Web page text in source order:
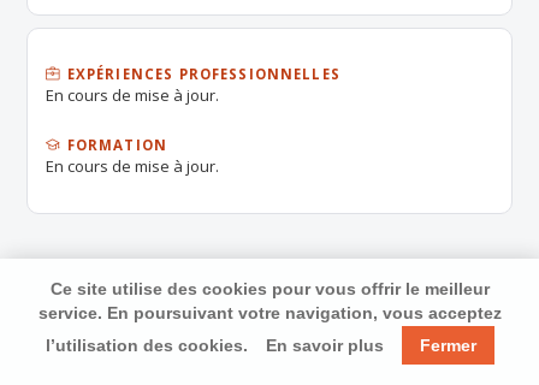
EXPÉRIENCES PROFESSIONNELLES
En cours de mise à jour.
FORMATION
En cours de mise à jour.
Ce site utilise des cookies pour vous offrir le meilleur
service. En poursuivant votre navigation, vous acceptez
l’utilisation des cookies.
En savoir plus Fermer